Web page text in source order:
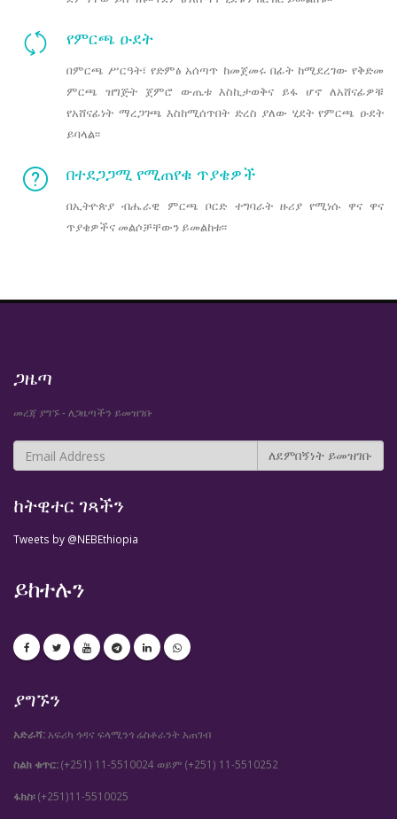
የምርጫ ዑደት
በምርጫ ሥርዓት፣ የድምፅ አሰጣጥ ከመጀመሩ በፊት ከሚደረገው የቅድመ
ምርጫ ዝግጅት ጀምሮ ውጤቱ እስኪታወቅና ይፋ ሆኖ ለአሸናፊዎቹ
የአሸናፊነት ማረጋገጫ እስከሚሰጥበት ድረስ ያለው ሂደት የምርጫ ዑደት
ይባላል፡፡
በተደጋጋሚ የሚጠየቁ ጥያቄዎች
በኢትዮጵያ ብሔራዊ ምርጫ ቦርድ ተግባራት ዙሪያ የሚነሱ ዋና ዋና
ጥያቄዎችና መልሶቻቸውን ይመልከቱ፡፡
ጋዜጣ
መረጃ ያግኙ - ለጋዜጣችን ይመዝገቡ
ከትዊተር ገጻችን
Tweets by @NEBEthiopia
ይከተሉን
ያግኙን
አድራሻ: አፍሪካ ጎዳና ፍላሚንጎ ሬስቶራንት አጠገብ
ስልክ ቁጥር:(+251) 11-5510024 ወይም (+251) 11-5510252
ፋክስ፡(+251)11-5510025